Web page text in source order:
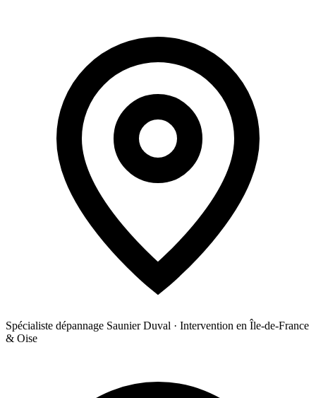
Spécialiste dépannage Saunier Duval · Intervention en Île-de-France
& Oise